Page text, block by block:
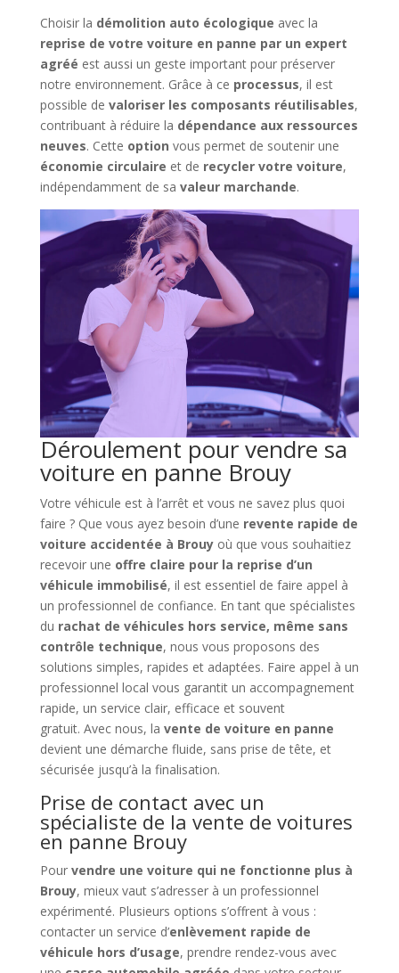
Choisir la démolition auto écologique avec la
reprise de votre voiture en panne par un expert
agréé est aussi un geste important pour préserver
notre environnement. Grâce à ce processus, il est
possible de valoriser les composants réutilisables,
contribuant à réduire la dépendance aux ressources
neuves. Cette option vous permet de soutenir une
économie circulaire et de recycler votre voiture,
indépendamment de sa valeur marchande.
Déroulement pour vendre sa
voiture en panne Brouy
Votre véhicule est à l’arrêt et vous ne savez plus quoi
faire ? Que vous ayez besoin d’une revente rapide de
voiture accidentée à Brouyoù que vous souhaitiez
recevoir une offre claire pour la reprise d’un
véhicule immobilisé, il est essentiel de faire appel à
un professionnel de confiance. En tant que spécialistes
du rachat de véhicules hors service, même sans
contrôle technique, nous vous proposons des
solutions simples, rapides et adaptées. Faire appel à un
professionnel local vous garantit un accompagnement
rapide, un service clair, efficace et souvent
gratuit. Avec nous, la vente de voiture en panne
devient une démarche fluide, sans prise de tête, et
sécurisée jusqu’à la finalisation.
Prise de contact avec un
spécialiste de la vente de voitures
en panne Brouy
Pour vendre une voiture qui ne fonctionne plus à
Brouy, mieux vaut s’adresser à un professionnel
expérimenté. Plusieurs options s’offrent à vous :
contacter un service d’enlèvement rapide de
véhicule hors d’usage, prendre rendez-vous avec